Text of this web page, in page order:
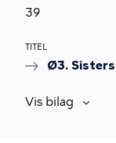
39
TITEL
Ø3. Sisters
Vis bilag